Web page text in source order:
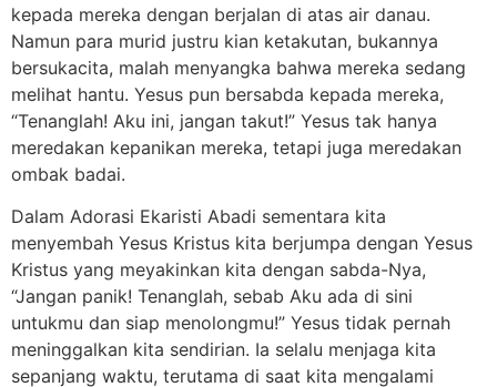
kepada mereka dengan berjalan di atas air danau.
Namun para murid justru kian ketakutan, bukannya
bersukacita, malah menyangka bahwa mereka sedang
melihat hantu. Yesus pun bersabda kepada mereka,
“Tenanglah! Aku ini, jangan takut!” Yesus tak hanya
meredakan kepanikan mereka, tetapi juga meredakan
ombak badai.
Dalam Adorasi Ekaristi Abadi sementara kita
menyembah Yesus Kristus kita berjumpa dengan Yesus
Kristus yang meyakinkan kita dengan sabda-Nya,
“Jangan panik! Tenanglah, sebab Aku ada di sini
untukmu dan siap menolongmu!” Yesus tidak pernah
meninggalkan kita sendirian. Ia selalu menjaga kita
sepanjang waktu, terutama di saat kita mengalami